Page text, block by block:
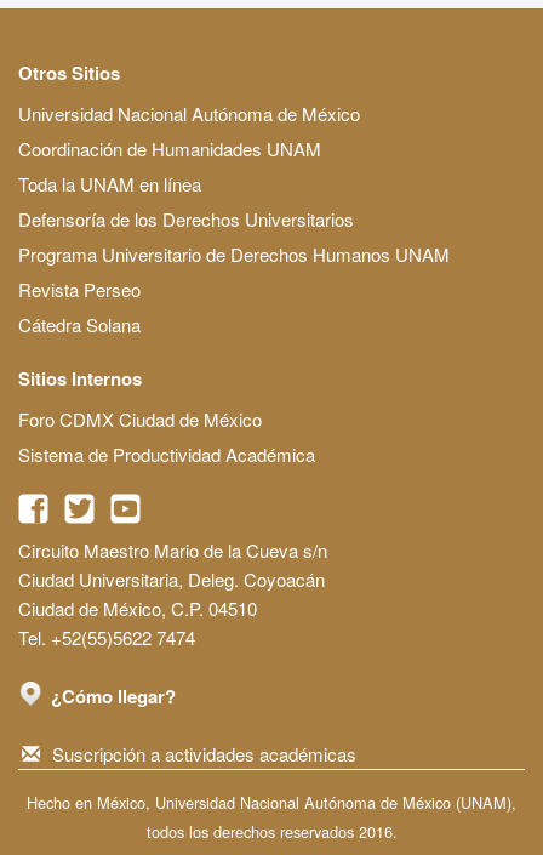
Otros Sitios
Universidad Nacional Autónoma de México
Coordinación de Humanidades UNAM
Toda la UNAM en línea
Defensoría de los Derechos Universitarios
Programa Universitario de Derechos Humanos UNAM
Revista Perseo
Cátedra Solana
Sitios Internos
Foro CDMX Ciudad de México
Sistema de Productividad Académica
Circuito Maestro Mario de la Cueva s/n
Ciudad Universitaria, Deleg. Coyoacán
Ciudad de México, C.P. 04510
Tel. +52(55)5622 7474
¿Cómo llegar?
Suscripción a actividades académicas
Hecho en México, Universidad Nacional Autónoma de México (UNAM),
todos los derechos reservados 2016.